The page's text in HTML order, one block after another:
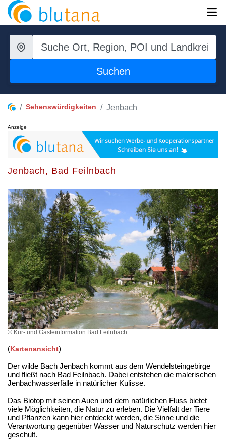
Suchen
Sehenswürdigkeiten Jenbach
Anzeige
Jenbach, Bad Feilnbach
© Kur- und Gästeinformation Bad Feilnbach
(Kartenansicht)
Der wilde Bach Jenbach kommt aus dem Wendelsteingebirge
und fließt nach Bad Feilnbach. Dabei entstehen die malerischen
Jenbachwasserfälle in natürlicher Kulisse.
Das Biotop mit seinen Auen und dem natürlichen Fluss bietet
viele Möglichkeiten, die Natur zu erleben. Die Vielfalt der Tiere
und Pflanzen kann hier entdeckt werden, die Sinne und die
Verantwortung gegenüber Wasser und Naturschutz werden hier
geschult.